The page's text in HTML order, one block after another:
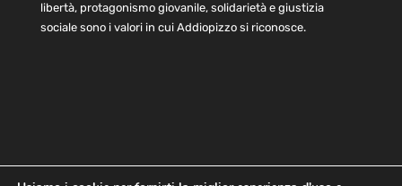
libertà, protagonismo giovanile, solidarietà e giustizia
sociale sono i valori in cui Addiopizzo si riconosce.